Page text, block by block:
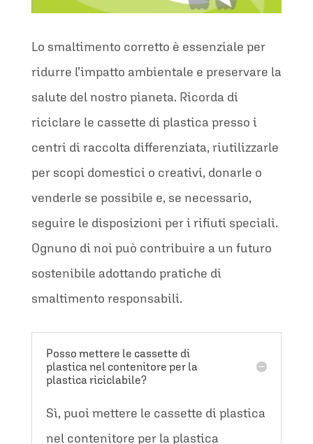
Lo smaltimento corretto è essenziale per
ridurre l’impatto ambientale e preservare la
salute del nostro pianeta. Ricorda di
riciclare le cassette di plastica presso i
centri di raccolta differenziata, riutilizzarle
per scopi domestici o creativi, donarle o
venderle se possibile e, se necessario,
seguire le disposizioni per i rifiuti speciali.
Ognuno di noi può contribuire a un futuro
sostenibile adottando pratiche di
smaltimento responsabili.
Posso mettere le cassette di
plastica nel contenitore per la
plastica riciclabile?
Sì, puoi mettere le cassette di plastica
nel contenitore per la plastica